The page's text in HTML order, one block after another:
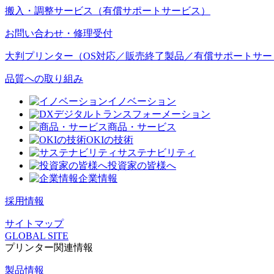
搬入・調整サービス（有償サポートサービス）
お問い合わせ・修理受付
大判プリンター（OS対応／販売終了製品／有償サポートサ
品質への取り組み
イノベーション
デジタルトランスフォーメーション
商品・サービス
OKIの技術
サステナビリティ
投資家の皆様へ
企業情報
採用情報
サイトマップ
GLOBAL SITE
プリンター関連情報
製品情報